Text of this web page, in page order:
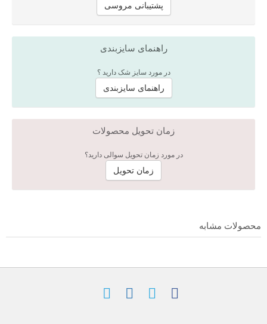
پشتیبانی مروسی
راهنمای سایزبندی
در مورد سایز شک دارید ؟
راهنمای سایزبندی
زمان تحویل محصولات
در مورد زمان تحویل سوالی دارید؟
زمان تحویل
محصولات مشابه